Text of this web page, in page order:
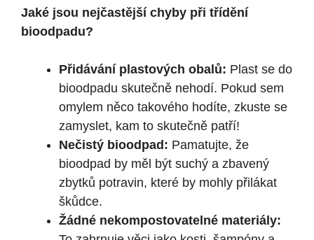
Jaké jsou nejčastější chyby při třídění
bioodpadu?
Přidávání plastových obalů: Plast se do
bioodpadu skutečně nehodí. Pokud sem
omylem něco takového hodíte, zkuste se
zamyslet, kam to skutečně patří!
Nečistý bioodpad: Pamatujte, že
bioodpad by měl být suchý a zbavený
zbytků potravin, které by mohly přilákat
škůdce.
Žádné nekompostovatelné materiály: